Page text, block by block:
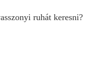
ruhát keresni?